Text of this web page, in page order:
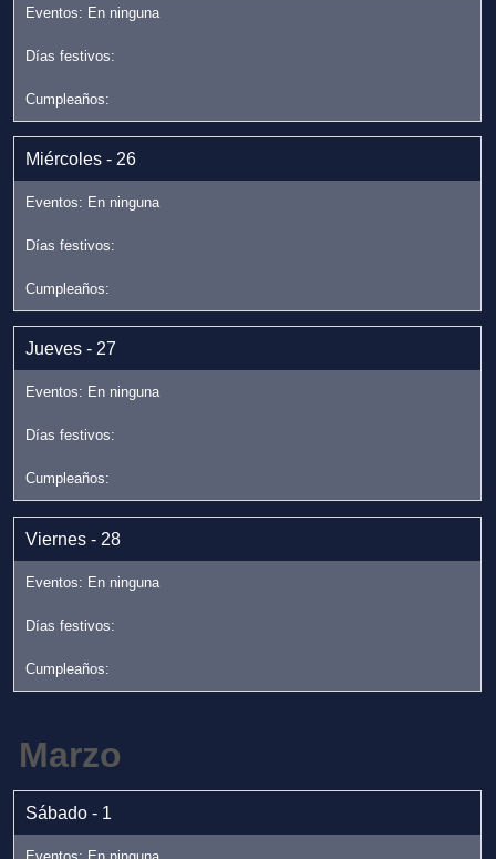
Miércoles - 26
Jueves - 27
Viernes - 28
Marzo
Sábado - 1